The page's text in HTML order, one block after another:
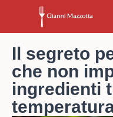
Il segreto
che non
ingredienti